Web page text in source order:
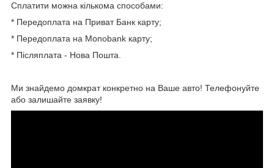
Сплатити можна кількома способами:
* Передоплата на Приват Банк карту;
* Передоплата на Мonobank карту;
* Післяплата - Нова Пошта.
Ми знайдемо домкрат конкретно на Ваше авто! Телефонуйте
або залишайте заявку!